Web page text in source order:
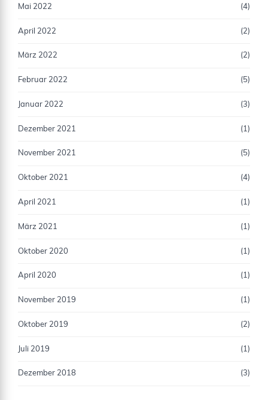
Mai 2022 (4)
April 2022 (2)
März 2022 (2)
Februar 2022 (5)
Januar 2022 (3)
Dezember 2021 (1)
November 2021 (5)
Oktober 2021 (4)
April 2021 (1)
März 2021 (1)
Oktober 2020 (1)
April 2020 (1)
November 2019 (1)
Oktober 2019 (2)
Juli 2019 (1)
Dezember 2018 (3)